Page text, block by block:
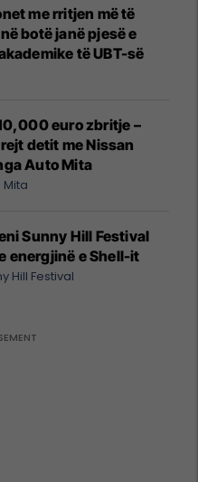
me rritjen më të
botë janë pjesë e
të UBT-së
euro zbritje –
detit me Nissan
Auto Mita
Mita
Sunny Hill Festival
energjinë e Shell-it
Hill Festival